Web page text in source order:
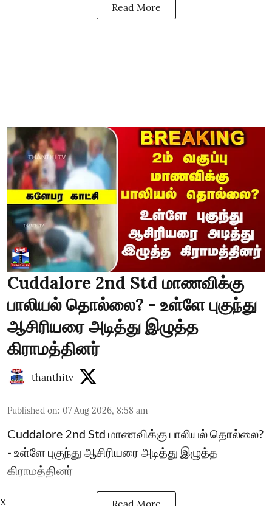
Read More
Cuddalore 2nd Std மாணவிக்கு
பாலியல் தொல்லை? - உள்ளே புகுந்து
ஆசிரியரை அடித்து இழுத்த
கிராமத்தினர்
thanthitv
Published on: 07 Aug 2026, 8:58 am
Cuddalore 2nd Std மாணவிக்கு பாலியல் தொல்லை?
- உள்ளே புகுந்து ஆசிரியரை அடித்து இழுத்த
கிராமத்தினர்
Read More
X